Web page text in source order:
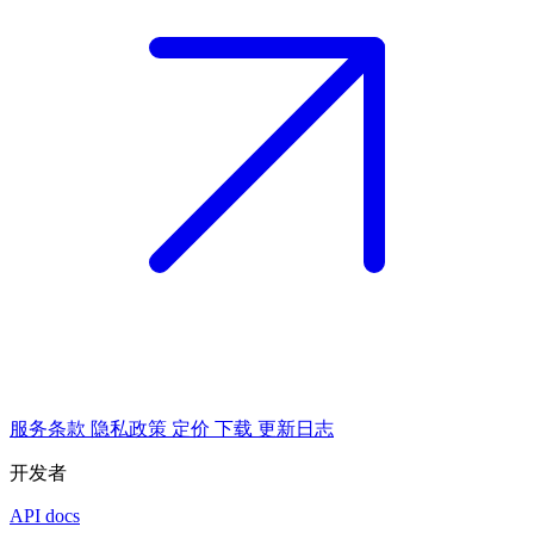
服务条款 隐私政策 定价 下载 更新日志
开发者
API docs